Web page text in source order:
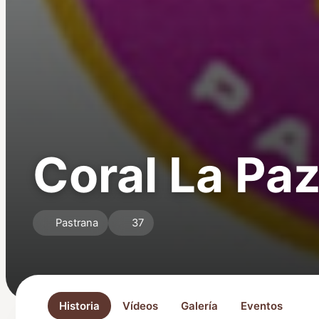
Coral La
Pastrana 37
Historia Vídeos Galería Eventos